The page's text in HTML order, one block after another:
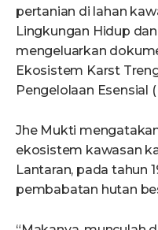
pertanian di lahan
Lingkungan Hidup
mengeluarkan
Ekosistem Karst
Pengelolaan Esensial
Jhe Mukti
ekosistem kawasan
Lantaran, pada tahun
pembabatan hutan